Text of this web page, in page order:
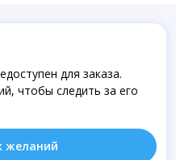
для заказа.
чтобы следить за его
желаний